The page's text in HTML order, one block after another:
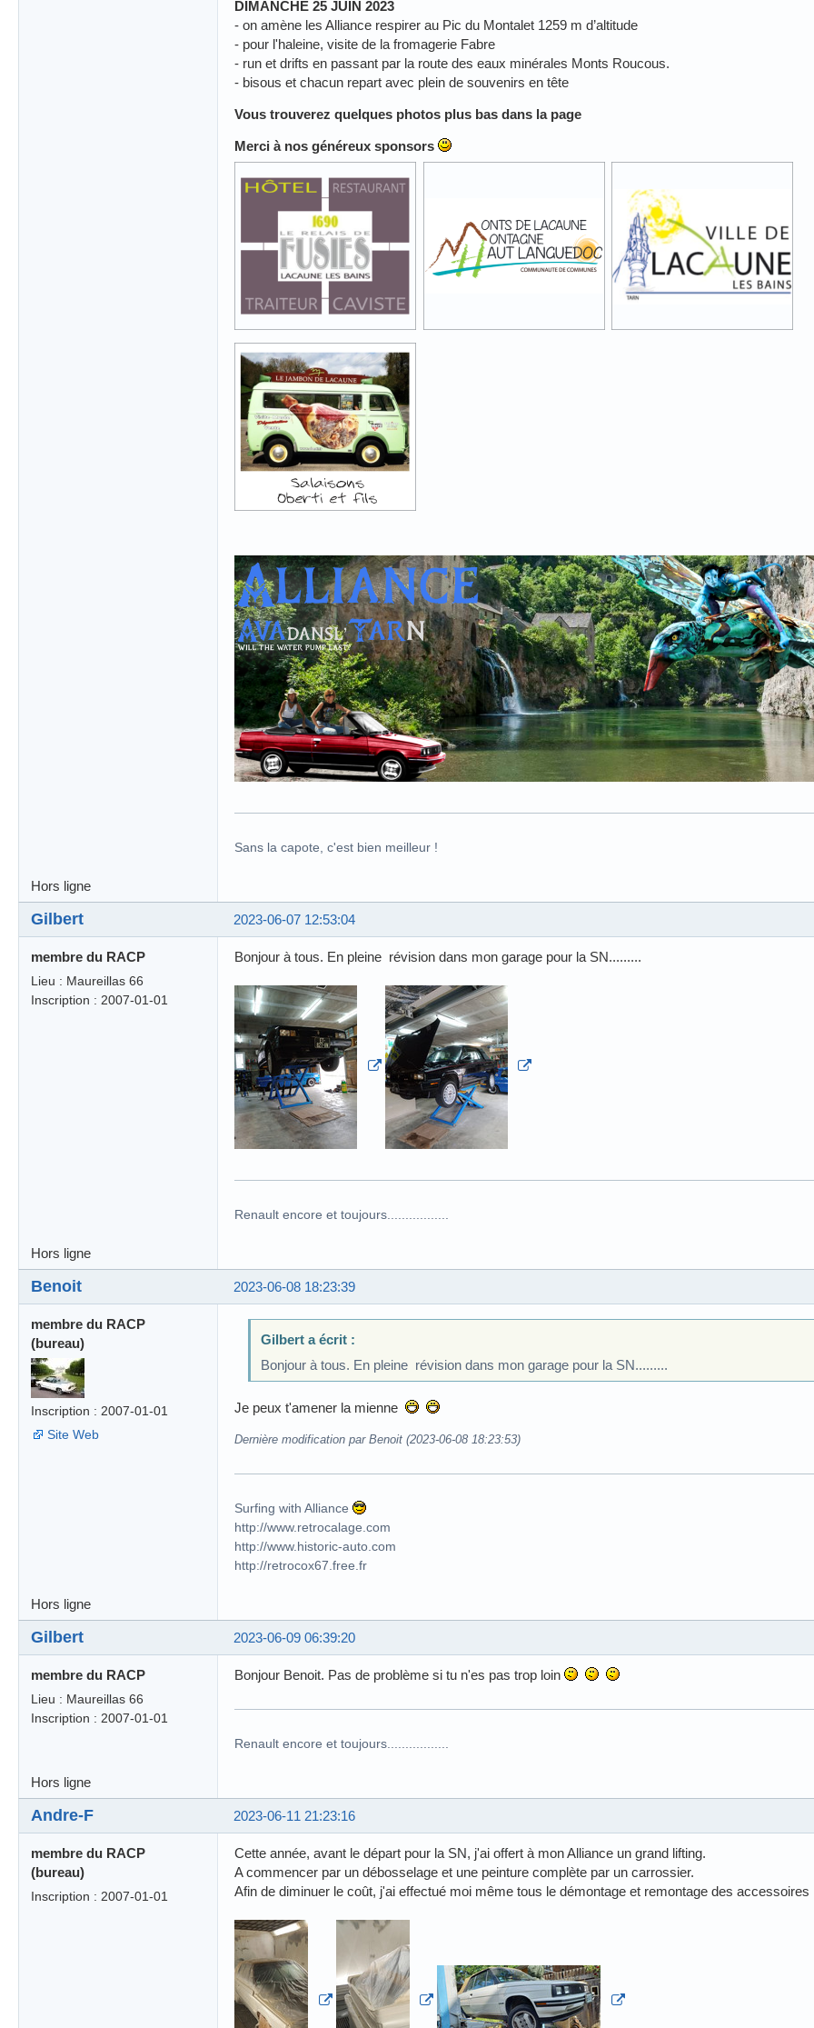
DIMANCHE 25 JUIN 2023
- on amène les Alliance respirer au Pic du Montalet 1259 m d’altitude
- pour l'haleine, visite de la fromagerie Fabre
- run et drifts en passant par la route des eaux minérales Monts Roucous.
- bisous et chacun repart avec plein de souvenirs en tête
Vous trouverez quelques photos plus bas dans la page
Merci à nos généreux sponsors
Sans la capote, c'est bien meilleur !
Hors ligne
2023-06-07 12:53:04
Gilbert
membre du RACP
Lieu : Maureillas 66
Inscription : 2007-01-01
Bonjour à tous. En pleine révision dans mon garage pour la SN.........
Renault encore et toujours.................
Hors ligne
2023-06-08 18:23:39
Benoit
membre du RACP
(bureau)
Inscription : 2007-01-01
Site Web
Gilbert a écrit :
Bonjour à tous. En pleine révision dans mon garage pour la SN.........
Je peux t'amener la mienne
Dernière modification par Benoit (2023-06-08 18:23:53)
Surfing with Alliance
http://www.retrocalage.com
http://www.historic-auto.com
http://retrocox67.free.fr
Hors ligne
2023-06-09 06:39:20
Gilbert
membre du RACP
Lieu : Maureillas 66
Inscription : 2007-01-01
Bonjour Benoit. Pas de problème si tu n'es pas trop loin
Renault encore et toujours.................
Hors ligne
2023-06-11 21:23:16
Andre-F
membre du RACP
(bureau)
Inscription : 2007-01-01
Cette année, avant le départ pour la SN, j'ai offert à mon Alliance un grand lifting.
A commencer par un débosselage et une peinture complète par un carrossier.
Afin de diminuer le coût, j'ai effectué moi même tous le démontage et remontage des accessoires